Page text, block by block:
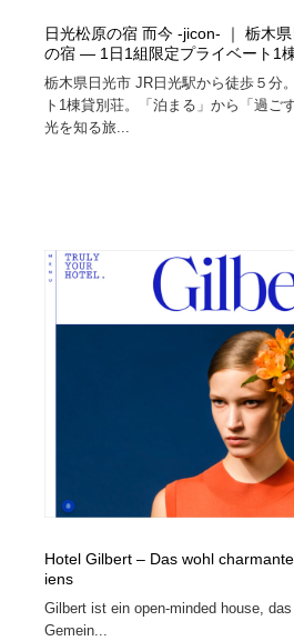
日光松原の宿 而今 -jicon- ｜ 栃木
の宿 — 1日1組限定プライベート1
栃木県日光市 JR日光駅から徒歩５分
ト1棟貸別荘。「泊まる」から「過ご
光を知る旅...
Hotel Gilbert – Das wohl
iens
Gilbert ist ein open-minded house,
Gemein...